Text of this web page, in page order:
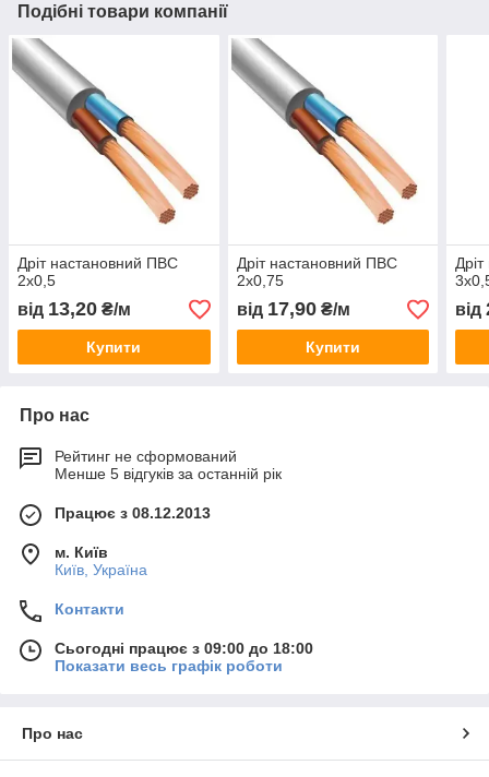
Подібні товари компанії
Дріт настановний ПВС
2х0,5
від 13,20 ₴/м
Купити
Дріт настановний ПВС
2х0,75
від 17,90₴/м
Купити
від
Про нас
Рейтинг не сформований
Менше 5 відгуків за останній рік
Працює з 08.12.2013
м. Київ
Київ, Україна
Контакти
Сьогодні працює з 09:00 до 18:00
Показати весь графік роботи
Про нас